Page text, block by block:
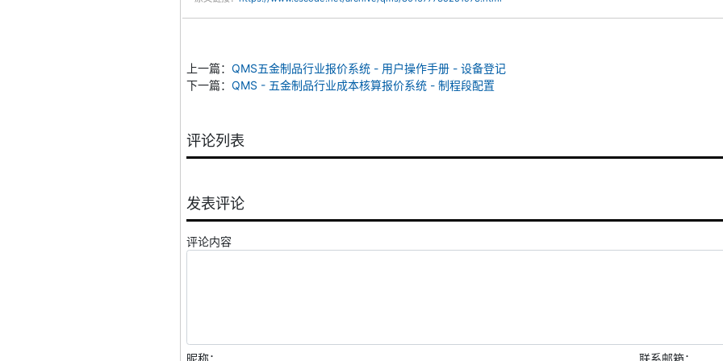
上一篇： QMS五金制品行业报价系统 - 用户操作手册 - 设备登记
下一篇： QMS - 五金制品行业成本核算报价系统 - 制程段配置
评论列表
发表评论
评论内容
昵称： 联系邮箱：